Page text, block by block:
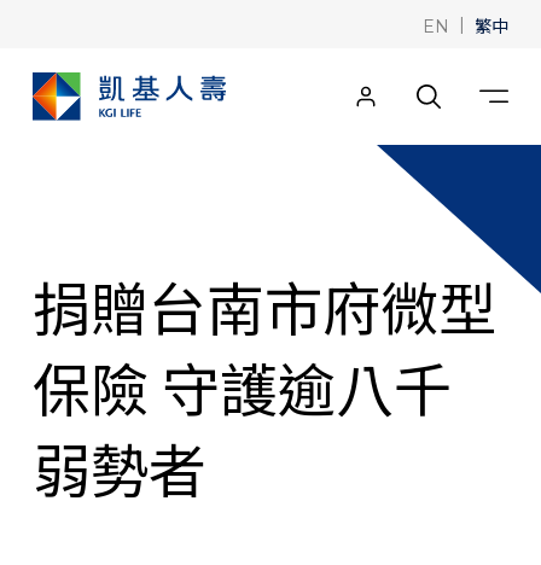
EN | 繁中
捐贈台南市府微型
保險 守護逾八千
弱勢者